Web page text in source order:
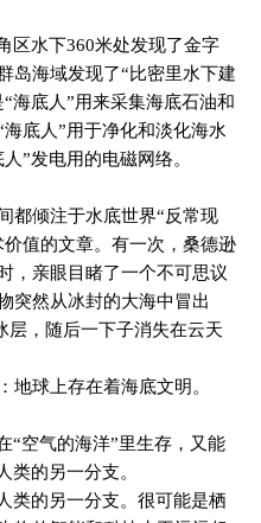
区水下360米处发现了金字
岛海域发现了“比密里水下建
海底人”用来采集海底石油和
底人”用于净化和淡化海水
”发电用的电磁网络。
都倾注于水底世界“反常现
值的文章。有一次，桑德逊
，亲眼目睹了一个不可思议
突然从冰封的大海中冒出
层，随后一下子消失在云天
地球上存在着海底文明。
“空气的海洋”里生存，又能
类的另一分支。
类的另一分支。很可能是栖